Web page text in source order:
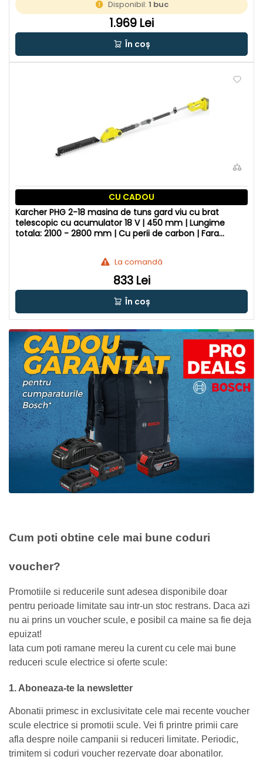
Disponibil:1 buc
1.969 Lei
În coș
CU CADOU
Karcher PHG 2-18 masina de tuns gard viu cu brat
telescopic cu acumulator 18 V | 450 mm | Lungime
totala: 2100 - 2800 mm | Cu perii de carbon | Fara
La comandă
833 Lei
În coș
Cum poti obtine cele mai bune coduri
voucher?
Promotiile si reducerile sunt adesea disponibile doar
pentru perioade limitate sau intr-un stoc restrans. Daca azi
nu ai prins un voucher scule, e posibil ca maine sa fie deja
epuizat!
Iata cum poti ramane mereu la curent cu cele mai bune
reduceri scule electrice si oferte scule:
1. Aboneaza-te la newsletter
Abonatii primesc in exclusivitate cele mai recente voucher
scule electrice si promotii scule. Vei fi printre primii care
afla despre noile campanii si reduceri limitate. Periodic,
trimitem si coduri voucher rezervate doar abonatilor.